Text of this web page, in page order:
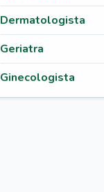
Dermatologista
Geriatra
Ginecologista